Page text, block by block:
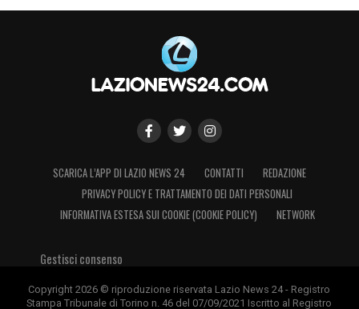
SCARICA L’APP DI LAZIO NEWS 24 CONTATTI
REDAZIONE
PRIVACY POLICY E TRATTAMENTO DEI DATI PERSONALI
INFORMATIVA ESTESA SUI COOKIE (COOKIE POLICY)
NETWORK
Gestisci consenso
Copyright 2026 © riproduzione riservata Lazio News 24 - Registro
Stampa Tribunale di Torino n. 46 del 07/09/2021 Iscritto al Registro